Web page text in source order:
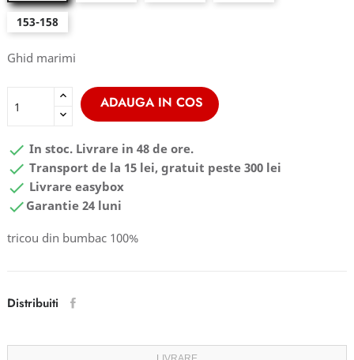
153-158
Ghid marimi
ADAUGA IN COS
 In stoc. Livrare in 48 de ore.
 Transport de la 15 lei, gratuit peste 300 lei
 Livrare easybox
 Garantie 24 luni
tricou din bumbac 100%
Distribuiti